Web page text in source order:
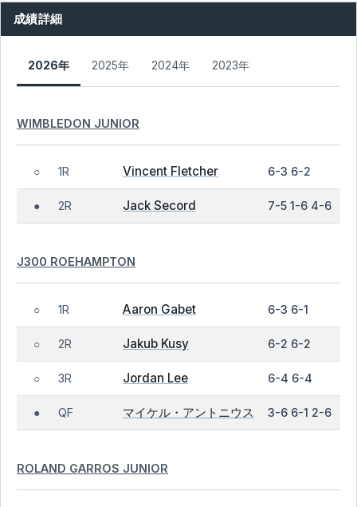
成績詳細
2026年 2025年 2024年 2023年
WIMBLEDON JUNIOR
○ 1R Vincent Fletcher 6-3 6-2
● 2R Jack Secord 7-5 1-6 4-6
J300 ROEHAMPTON
○ 1R Aaron Gabet 6-3 6-1
○ 2R Jakub Kusy 6-2 6-2
○ 3R Jordan Lee 6-4 6-4
● QF マイケル・アントニウス 3-6 6-1 2-6
ROLAND GARROS JUNIOR